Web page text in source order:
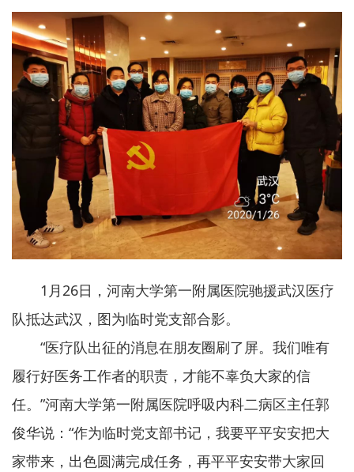
1月26日，河南大学第一附属医院驰援武汉医疗
队抵达武汉，图为临时党支部合影。
“医疗队出征的消息在朋友圈刷了屏。我们唯有
履行好医务工作者的职责，才能不辜负大家的信
任。”河南大学第一附属医院呼吸内科二病区主任郭
俊华说：“作为临时党支部书记，我要平平安安把大
家带来，出色圆满完成任务，再平平安安带大家回